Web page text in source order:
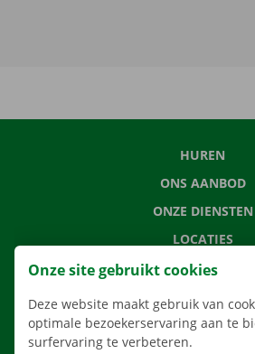
HUREN
ONS AANBOD
ONZE DIENSTEN
LOCATIES
APP
Onze site gebruikt cookies
Deze website maakt gebruik van
optimale bezoekerservaring aan te
surfervaring te verbeteren.